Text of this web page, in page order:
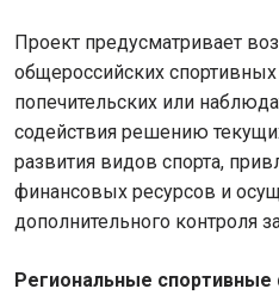
Проект предусматривает
общероссийских
попечительских или
содействия решению
развития видов спорта,
финансовых ресурсов и
дополнительного контроля
Региональные